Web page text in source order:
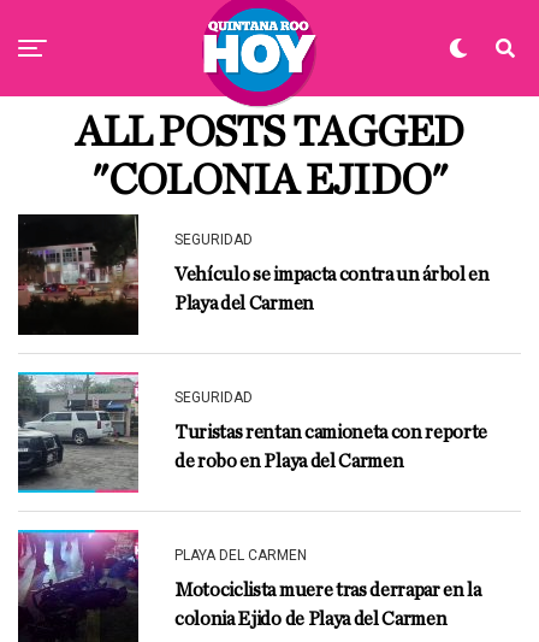
ALL POSTS TAGGED
"COLONIA EJIDO"
SEGURIDAD
Vehículo se impacta contra un árbol en
Playa del Carmen
SEGURIDAD
Turistas rentan camioneta con reporte
de robo en Playa del Carmen
PLAYA DEL CARMEN
Motociclista muere tras derrapar en la
colonia Ejido de Playa del Carmen